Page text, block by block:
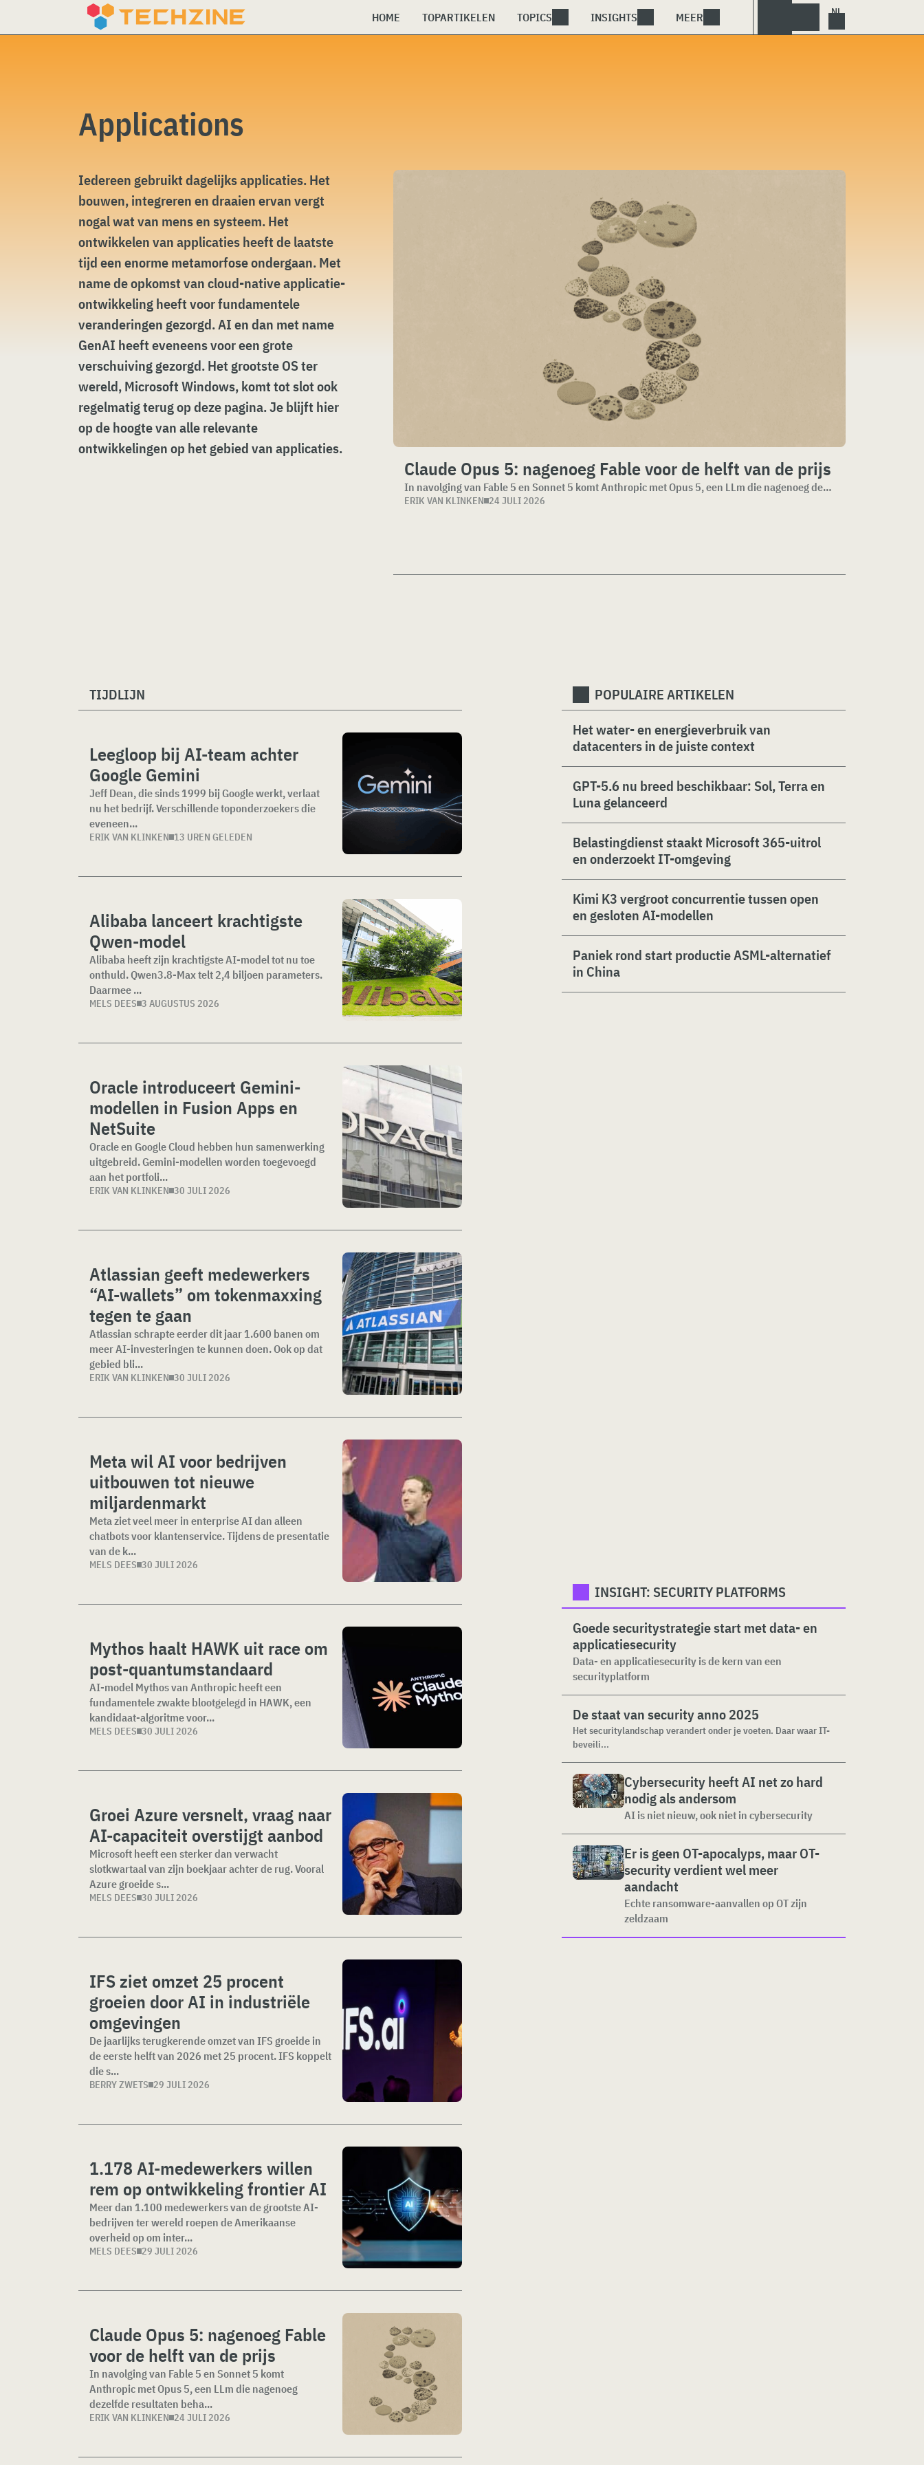
HOME TOPARTIKELEN TOPICS INSIGHTS MEER
Applications
Claude Opus 5: nagenoeg Fable voor de helft van de prijs
In navolging van Fable 5 en Sonnet 5 komt Anthropic met Opus 5, een LLm die nagenoeg dezelfde resultaten beha...
ERIK VAN KLINKEN 24 JULI 2026
Iedereen gebruikt dagelijks applicaties. Het
bouwen, integreren en draaien ervan vergt
nogal wat van mens en systeem. Het
ontwikkelen van applicaties heeft de laatste
tijd een enorme metamorfose ondergaan. Met
name de opkomst van cloud-native applicatie-
ontwikkeling heeft voor fundamentele
veranderingen gezorgd. AI en dan met name
GenAI heeft eveneens voor een grote
verschuiving gezorgd. Het grootste OS ter
wereld, Microsoft Windows, komt tot slot ook
regelmatig terug op deze pagina. Je blijft hier
op de hoogte van alle relevante
ontwikkelingen op het gebied van applicaties.
TIJDLIJN
Leegloop bij AI-team achter
Google Gemini
Jeff Dean, die sinds 1999 bij Google werkt, verlaat
nu het bedrijf. Verschillende toponderzoekers die
eveneen...
ERIK VAN KLINKEN 13 UREN GELEDEN
Alibaba lanceert krachtigste
Qwen-model
Alibaba heeft zijn krachtigste AI-model tot nu toe
onthuld. Qwen3.8-Max telt 2,4 biljoen parameters.
Daarmee ...
MELS DEES 3 AUGUSTUS 2026
Oracle introduceert Gemini-
modellen in Fusion Apps en
NetSuite
Oracle en Google Cloud hebben hun samenwerking
uitgebreid. Gemini-modellen worden toegevoegd
aan het portfoli...
ERIK VAN KLINKEN 30 JULI 2026
Atlassian geeft medewerkers
“AI-wallets” om tokenmaxxing
tegen te gaan
Atlassian schrapte eerder dit jaar 1.600 banen om
meer AI-investeringen te kunnen doen. Ook op dat
gebied bli...
ERIK VAN KLINKEN 30 JULI 2026
Meta wil AI voor bedrijven
uitbouwen tot nieuwe
miljardenmarkt
Meta ziet veel meer in enterprise AI dan alleen
chatbots voor klantenservice. Tijdens de presentatie
van de k...
MELS DEES 30 JULI 2026
Mythos haalt HAWK uit race om
post-quantumstandaard
AI-model Mythos van Anthropic heeft een
fundamentele zwakte blootgelegd in HAWK, een
kandidaat-algoritme voor...
MELS DEES 30 JULI 2026
Groei Azure versnelt, vraag naar
AI-capaciteit overstijgt aanbod
Microsoft heeft een sterker dan verwacht
slotkwartaal van zijn boekjaar achter de rug. Vooral
Azure groeide s...
MELS DEES 30 JULI 2026
IFS ziet omzet 25 procent
groeien door AI in industriële
omgevingen
De jaarlijks terugkerende omzet van IFS groeide in
de eerste helft van 2026 met 25 procent. IFS koppelt
die s...
BERRY ZWETS 29 JULI 2026
1.178 AI-medewerkers willen
rem op ontwikkeling frontier AI
Meer dan 1.100 medewerkers van de grootste AI-
bedrijven ter wereld roepen de Amerikaanse
overheid op om inter...
MELS DEES 29 JULI 2026
Claude Opus 5: nagenoeg Fable
voor de helft van de prijs
In navolging van Fable 5 en Sonnet 5 komt
Anthropic met Opus 5, een LLm die nagenoeg
dezelfde resultaten beha...
ERIK VAN KLINKEN 24 JULI 2026
POPULAIRE ARTIKELEN
Het water- en energieverbruik van
datacenters in de juiste context
GPT-5.6 nu breed beschikbaar: Sol, Terra en
Luna gelanceerd
Belastingdienst staakt Microsoft 365-uitrol
en onderzoekt IT-omgeving
Kimi K3 vergroot concurrentie tussen open
en gesloten AI-modellen
Paniek rond start productie ASML-alternatief
in China
INSIGHT: SECURITY PLATFORMS
Goede securitystrategie start met data- en
applicatiesecurity
Data- en applicatiesecurity is de kern van een
securityplatform
De staat van security anno 2025
Het securitylandschap verandert onder je voeten. Daar waar IT-
beveili...
Cybersecurity heeft AI net zo hard
nodig als andersom
AI is niet nieuw, ook niet in cybersecurity
Er is geen OT-apocalyps, maar OT-
security verdient wel meer
aandacht
Echte ransomware-aanvallen op OT zijn
zeldzaam